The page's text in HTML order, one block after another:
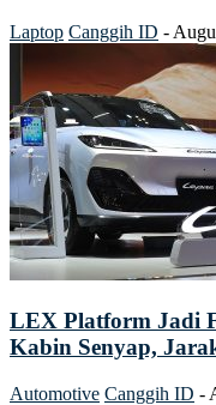
Laptop Canggih ID -
LEX Platform Jadi
Kabin Senyap,
Automotive Canggih ID -